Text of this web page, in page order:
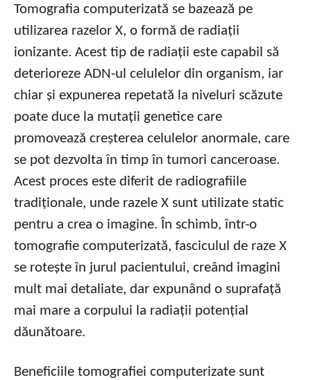
Tomografia computerizată se bazează pe
utilizarea razelor X, o formă de radiații
ionizante. Acest tip de radiații este capabil să
deterioreze ADN-ul celulelor din organism, iar
chiar și expunerea repetată la niveluri scăzute
poate duce la mutații genetice care
promovează creșterea celulelor anormale, care
se pot dezvolta în timp în tumori canceroase.
Acest proces este diferit de radiografiile
tradiționale, unde razele X sunt utilizate static
pentru a crea o imagine. În schimb, într-o
tomografie computerizată, fasciculul de raze X
se rotește în jurul pacientului, creând imagini
mult mai detaliate, dar expunând o suprafață
mai mare a corpului la radiații potențial
dăunătoare.
Beneficiile tomografiei computerizate sunt